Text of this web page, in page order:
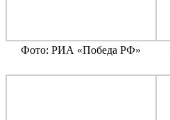
Фото: РИА «Победа РФ»